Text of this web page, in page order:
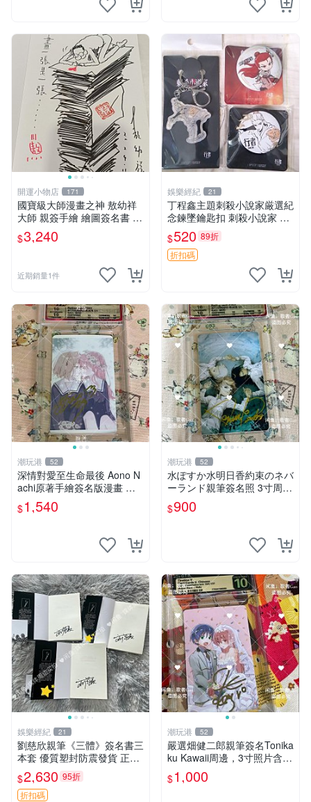
開運小物店 171
國寶級大師漫畫之神 敖幼祥
大師 親簽手繪 繪圖簽名書 機
會難得敖大師一輩子繪圖創作
多年有一句老師最金典名言
$3,240
近期銷量1件
娛樂經紀 21
丁程鑫主題刺殺小說家厳選紀
念鍊墜鑰匙扣 刺殺小說家 丁
程鑫 鍊墜
$520 89折
折扣碼
潮玩港 52
深情對愛至生命最後 Aono N
achi原著手繪簽名版漫畫 親
筆簽名限定收藏 命終不渝之
戀情 漫畫珍藏品
$1,540
潮玩港 52
水ぽすか水明日香約束のネバ
ーランド親筆簽名照 3寸周邊
照片 面簽正品 簽名照周邊
$900
娛樂經紀 21
劉慈欣親筆《三體》簽名書三
本套 優質塑封防震發貨 正版
收藏推薦 三體 經典 科幻小說
$2,630 95折
折扣碼
潮玩港 52
嚴選畑健二郎親筆簽名Tonika
ku Kawaii周邊，3寸照片含原
裝卡匣。收藏家直供，保真可
靠。 Tonikaku Kawaii 畑健二
$1,000